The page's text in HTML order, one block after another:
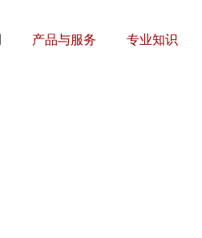
产品与服务 专业知识